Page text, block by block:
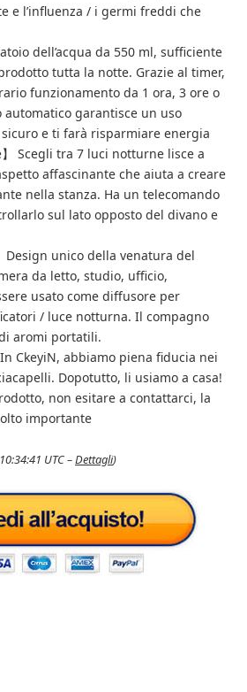
e l’influenza / i germi freddi che
dell’acqua da 550 ml, sufficiente
tutta la notte. Grazie al timer,
funzionamento da 1 ora, 3 ore o
automatico garantisce un uso
e ti farà risparmiare energia
】 Scegli tra 7 luci notturne lisce a
affascinante che aiuta a creare
nella stanza. Ha un telecomando
sul lato opposto del divano e
Design unico della venatura del
da letto, studio, ufficio,
usato come diffusore per
/ luce notturna. Il compagno
aromi portatili.
CkeyiN, abbiamo piena fiducia nei
Dopotutto, li usiamo a casa!
non esitare a contattarci, la
importante
UTC –Dettagli)